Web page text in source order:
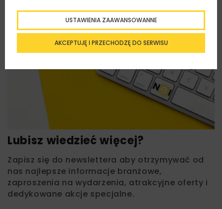
Lubisz wiedzieć więcej?
Zapisz się do newslettera aby otrzymywać od
nas najlepsze informacje branżowe,
zaproszenia na wydarzenia, atrakcyjne oferty i
dedykowane akcje specjalne.
AKCEPTUJĘ I PRZECHODZĘ DO SERWISU
USTAWIENIA ZAAWANSOWANNE